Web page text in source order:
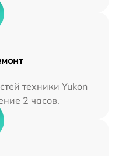
техники Yukon
2 часов.